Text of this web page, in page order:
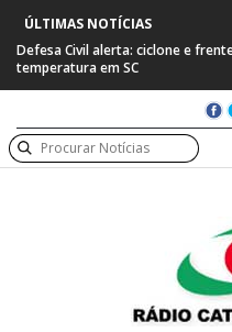
ÚLTIMAS NOTÍCIAS
Defesa Civil alerta: ciclone e
temperatura em SC